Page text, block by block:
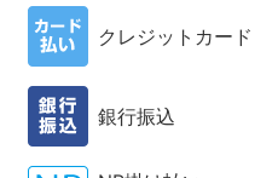
クレジットカード
銀行振込